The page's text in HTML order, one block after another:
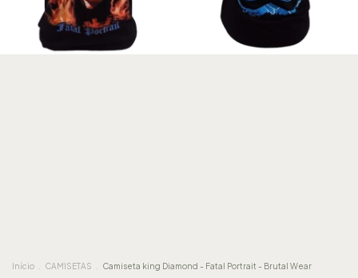
Início CAMISETAS Camiseta king Diamond - Fatal Portrait - Brutal Wear